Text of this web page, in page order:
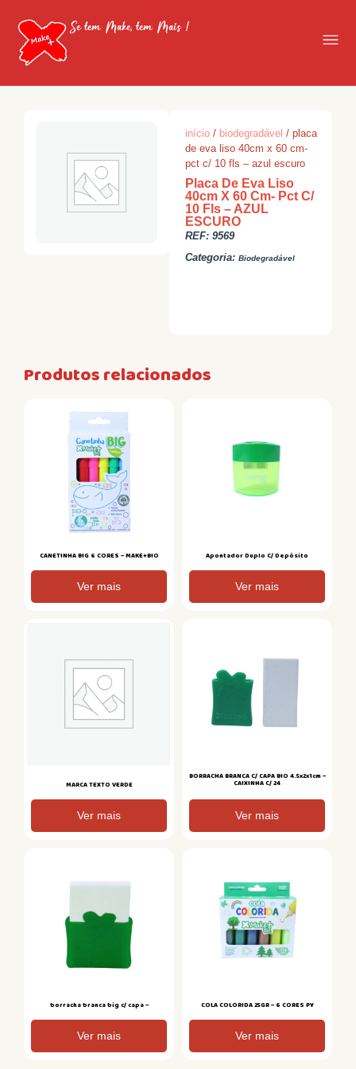
Se tem Make, tem Mais !
início / biodegradável / placa
de eva liso 40cm x 60 cm-
pct c/ 10 fls – azul escuro
Placa De Eva Liso
40cm X 60 Cm- Pct C/
10 Fls – AZUL
ESCURO
REF:9569
Categoria: Biodegradável
Produtos relacionados
CANETINHA BIG 6 CORES – MAKE+BIO
Ver mais
Apontador Duplo C/ Depósito
Ver mais
MARCA TEXTO VERDE
Ver mais
BORRACHA BRANCA C/ CAPA BIO 4.5x2x1cm –
CAIXINHA C/ 24
Ver mais
borracha branca big c/ capa –
Ver mais
COLA COLORIDA 25GR – 6 CORES PY
Ver mais